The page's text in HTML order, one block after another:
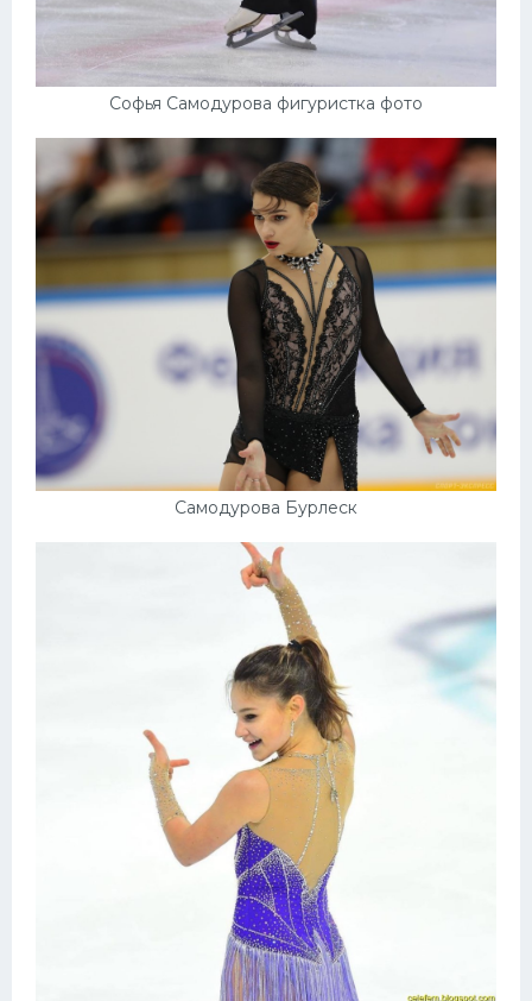
Софья Самодурова фигуристка фото
Самодурова Бурлеск